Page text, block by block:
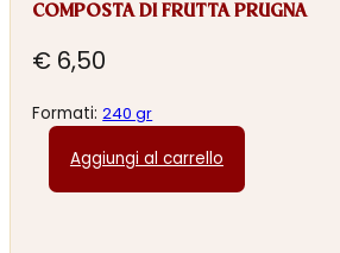
COMPOSTA DI FRUTTA PRUGNA
€ 6,50
Formati:240 gr
Aggiungi al carrello